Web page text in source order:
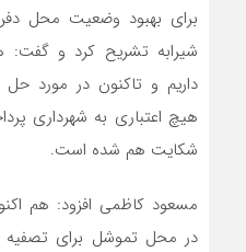
برای بهبود وضعیت محل
شیرابه تشریح کرد و
داریم و تاکنون در مورد حل
هیچ اعتباری به شهرداری
شکایت هم شده است.
مسعود کاظمی افزود: هم
در محل تموشل برای